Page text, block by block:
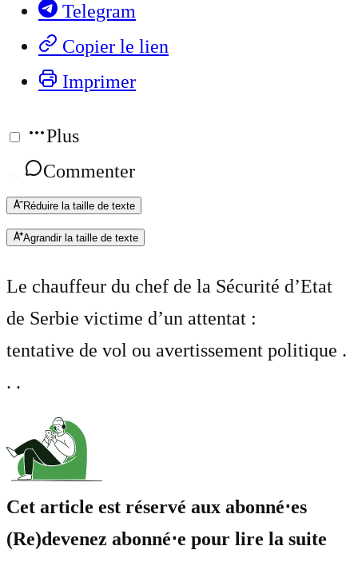
Telegram
Copier le lien
Imprimer
Plus
Commenter
Réduire la taille de texte
Agrandir la taille de texte
Le chauffeur du chef de la Sécurité d’Etat
de Serbie victime d’un attentat :
tentative de vol ou avertissement politique .
. .
Cet article est réservé aux abonné⋅es
(Re)devenez abonné⋅e pour lire la suite